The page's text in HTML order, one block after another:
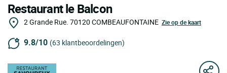
Restaurant le Balcon
2 Grande Rue. 70120 COMBEAUFONTAINE Zie op de kaart
9.8/10 (63 klantbeoordelingen)